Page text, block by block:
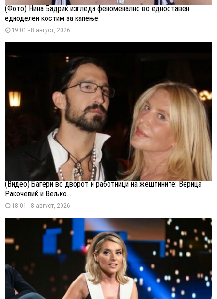
(Фото) Нина Бадриќ изгледа феноменално во едноставен
едноделен костим за капење
19:01 - 8 август, 2026
(Видео) Багери во дворот и работници на жештините: Верица
Ракочевиќ и Вељко...
18:01 - 8 август, 2026